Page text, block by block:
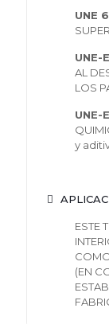
UNE
UNE-
AL
LOS
UNE-
y
ESTE
(EN